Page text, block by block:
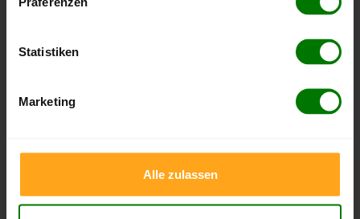
Statistiken
Marketing
Alle zulassen
Tiefststand
408,04 €
10.07.2026
09.08.2026 10.05.2026
412,00 €
09.08.2026 09.08.2025